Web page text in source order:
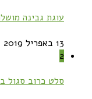
עוגת גבינה
13 באפריל 2019
2
סלט כרוב סגול